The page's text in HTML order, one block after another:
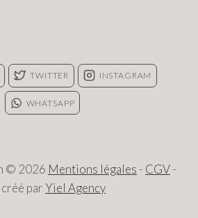
TWITTER INSTAGRAM
WHATSAPP
© 2026 Mentions légales - CGV-
par Yiel Agency